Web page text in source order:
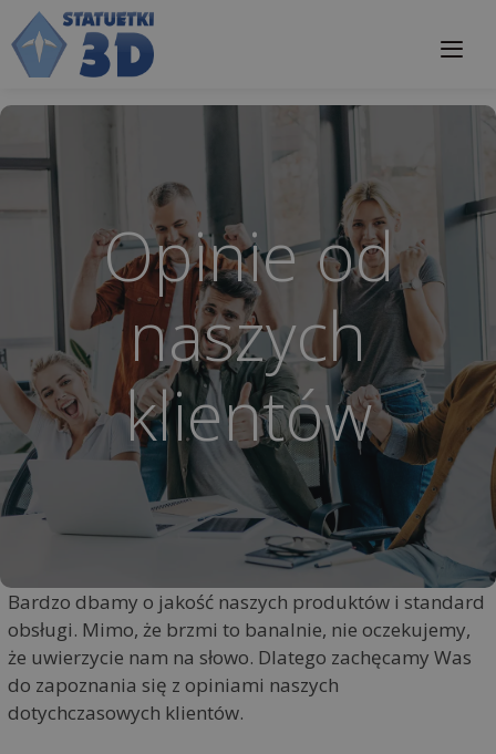
Przejdź
do
treści
Opinie od
naszych
klientów
Bardzo dbamy o jakość naszych produktów i standard
obsługi. Mimo, że brzmi to banalnie, nie oczekujemy,
że uwierzycie nam na słowo. Dlatego zachęcamy Was
do zapoznania się z opiniami naszych
dotychczasowych klientów.